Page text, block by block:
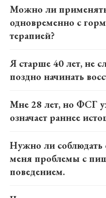
Можно ли
одновременно с
терапией?
Я старше 40 лет, не
поздно начинать
Мне 28 лет, но ФСГ
означает раннее
Нужно ли соблюдать
меня проблемы с
поведением.